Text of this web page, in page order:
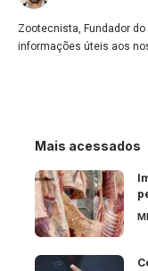
Zootecnista, Fundador
informações úteis aos
Mais acessados